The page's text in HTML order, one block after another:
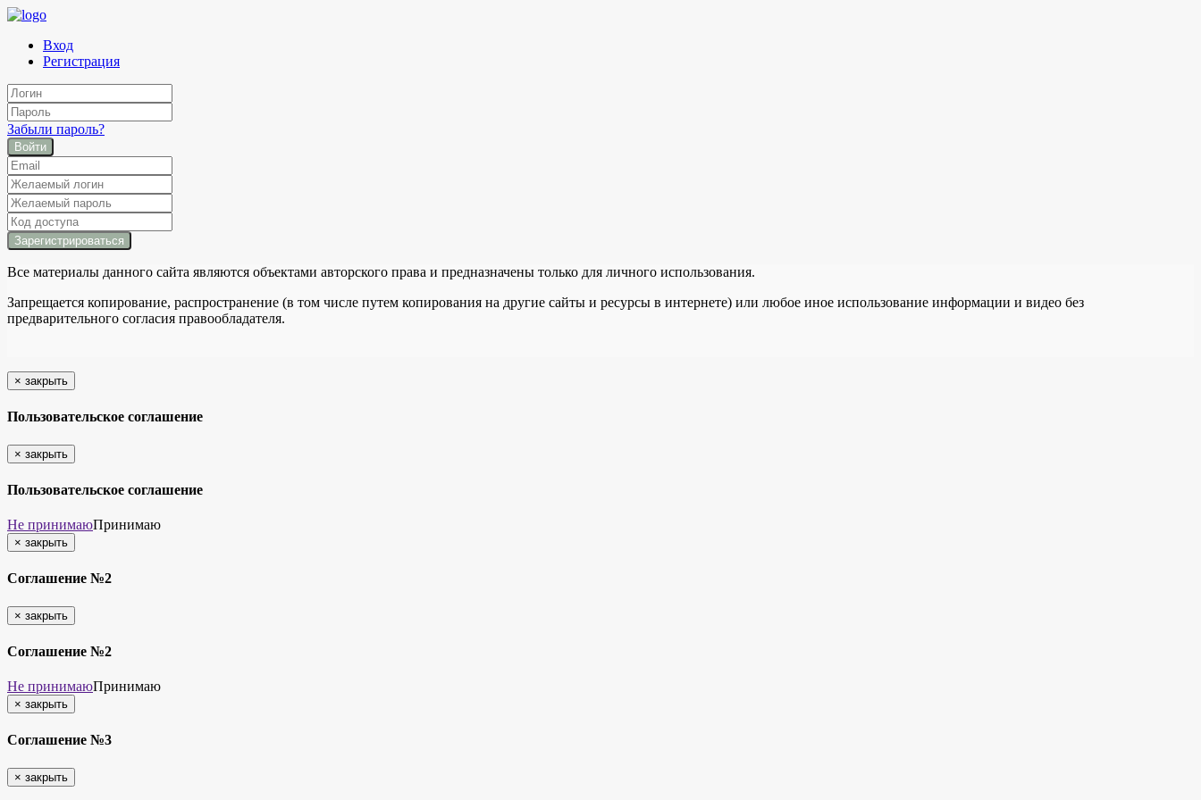
Вход
Регистрация
Забыли пароль?
Войти
Все материалы данного сайта являются объектами авторского права и предназначены только для личного использования.
Запрещается копирование, распространение (в том числе путем копирования на другие сайты и ресурсы в интернете) или любое иное использование информации и видео без
предварительного согласия правообладателя.
× закрыть
Пользовательское соглашение
× закрыть
Пользовательское соглашение
Не принимаюПринимаю
× закрыть
Соглашение №2
× закрыть
Соглашение №2
Не принимаюПринимаю
× закрыть
Соглашение №3
× закрыть